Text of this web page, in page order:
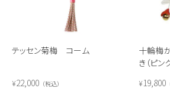
テッセン菊梅 コーム
¥22,000 税込
十輪梅
き（ピン
¥19,800